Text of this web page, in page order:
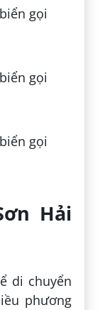
Hải
di chuyển
phương